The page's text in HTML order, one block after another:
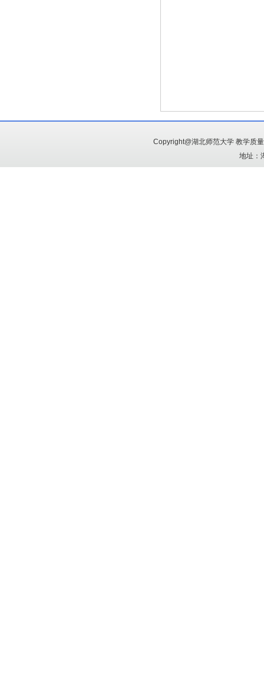
Copyright@湖北师范大学 教学质
地址：